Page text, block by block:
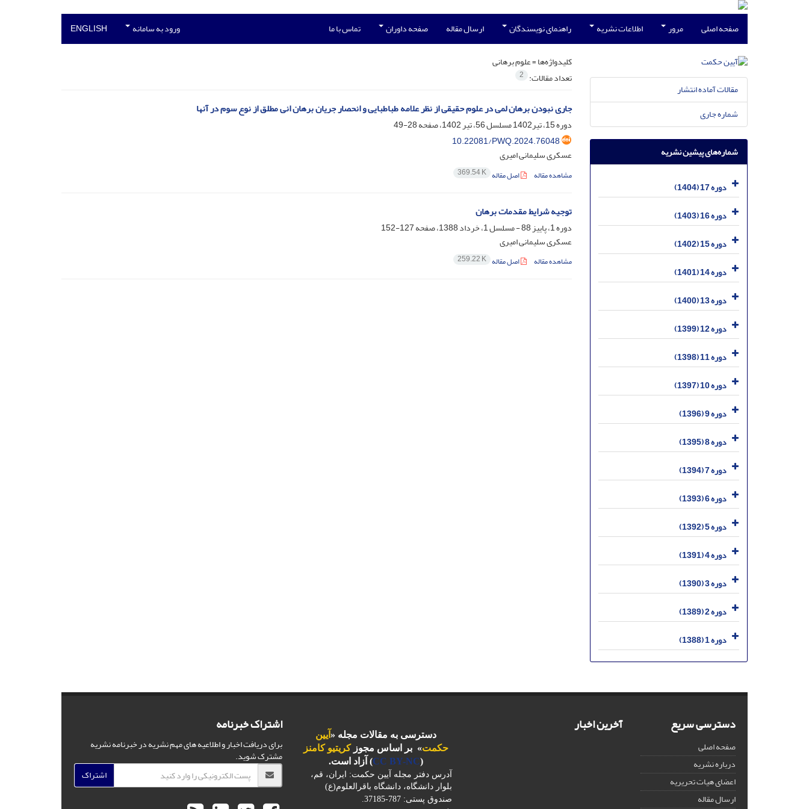
صفحه اصلی مرور اطلاعات نشریه راهنمای نویسندگان ارسال مقاله صفحه داوران تماس با ما ورود به سامانه ENGLISH
کلیدواژه‌ها =علوم برهانی
تعداد مقالات: 2
جاری نبودن برهان لمی در علوم حقیقی از نظر علامه طباطبایی و انحصار جریان برهان انی مطلق از نوع سوم در آنها
دوره 15، تیر1402 مسلسل 56، تیر 1402، صفحه
28-49
10.22081/PWQ.2024.76048
عسکری سلیمانی امیری
مشاهده مقاله اصل مقاله 369.54 K
توجیه شرایط مقدمات برهان
دوره 1، پاییز 88 - مسلسل 1، خرداد 1388، صفحه
127-152
عسکری سلیمانی امیری
مشاهده مقاله اصل مقاله 259.22 K
مقالات آماده انتشار
شماره جاری
شماره‌های پیشین نشریه
دوره 17 (1404)
دوره 16 (1403)
دوره 15 (1402)
دوره 14 (1401)
دوره 13 (1400)
دوره 12 (1399)
دوره 11 (1398)
دوره 10 (1397)
دوره 9 (1396)
دوره 8 (1395)
دوره 7 (1394)
دوره 6 (1393)
دوره 5 (1392)
دوره 4 (1391)
دوره 3 (1390)
دوره 2 (1389)
دوره 1 (1388)
دسترسی سریع
صفحه اصلی
درباره نشریه
اعضای هیات تحریریه
ارسال مقاله
آخرین اخبار دسترسی به مقالات مجله «آیین
حکمت» بر اساس مجوزکریتیو کامنز
(
CC BY-NC) آزاد است.
آدرس دفتر مجله آیین حکمت: ایران، قم،
بلوار دانشگاه، دانشگاه باقرالعلوم(ع)
صندوق پستی: 787-37185.
اشتراک خبرنامه
برای دریافت اخبار و اطلاعیه های مهم نشریه در خبرنامه نشریه
مشترک شوید.
اشتراک